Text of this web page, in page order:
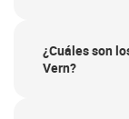
¿Cuáles son
Vern?